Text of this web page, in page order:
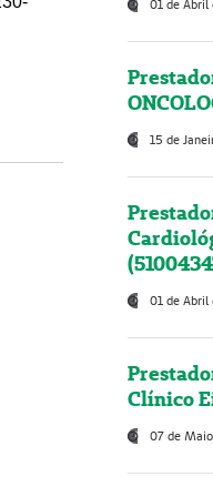
01 de Abril
15 de
01 de Abril
Clínico
07 de